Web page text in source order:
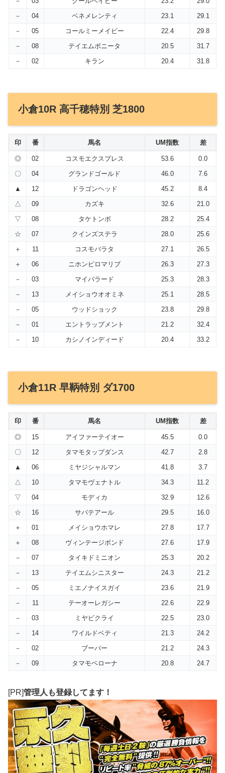
－
04 ベネメレンティ 23.1
29.1
－
05 コールミーメイビー 22.4
29.8
－
08 テイエムボニータ 20.5
31.7
－
02 キラン 20.4 31.8
小倉10R 高千穂特別 芝1800
印 番 馬名 UM指数 差
◎ 02 コスモエクスプレス 53.6
0.0
〇
04 グランドゴールド 46.0
7.6
▲
12 ドラゴンヘッド 45.2
8.4
△
09 カズキ 32.6
21.0
▽
08 タケトンボ 28.2
25.4
☆
07 クインズステラ 28.0
25.6
＋
11 コスモバラタ 27.1
26.5
＋
06 ニホンピロマリブ 26.3
27.3
－
03 マイバラード 25.3
28.3
－
13 メイショウオオミネ 25.1
28.5
－
05 ウッドショック 23.8
29.8
－
01 エントラップメント 21.2
32.4
－
10 カシノインディード 20.4 33.2
小倉11R 早鞆特別 ダ1700
印 番 馬名 UM指数 差
◎ 15 アイファーテイオー 45.5
0.0
〇
12 タマモタップダンス 42.7
2.8
▲
06 ミヤジシャルマン 41.8
3.7
△
10 タマモヴェナトル 34.3
11.2
▽
04 モディカ 32.9
12.6
☆
16 サパテアール 29.5
16.0
＋
01 メイショウホマレ 27.8
17.7
＋
08 ヴィンテージボンド 27.6
17.9
－
07 タイキドミニオン 25.3
20.2
－
13 テイエムシニスター 24.3
21.2
－
05 ミエノナイスガイ 23.6
21.9
－
11 テーオーレガシー 22.6
22.9
－
03 ミヤビクライ 22.5
23.0
－
14 ワイルドベティ 21.3
24.2
－
02 ブーバー 21.2
24.3
－
09 タマモベローナ 20.8 24.7
[PR]管理人も登録してます！